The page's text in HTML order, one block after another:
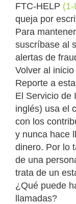
FTC-HELP
queja por
Para
suscríbase al
alertas de
Volver al inicio
Reporte a
El Servicio de
inglés) usa el
con los
y nunca hace
dinero. Por lo
de una
trata de un
¿Qué puede
llamadas?